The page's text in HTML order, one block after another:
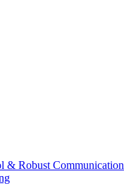
& Robust Communication